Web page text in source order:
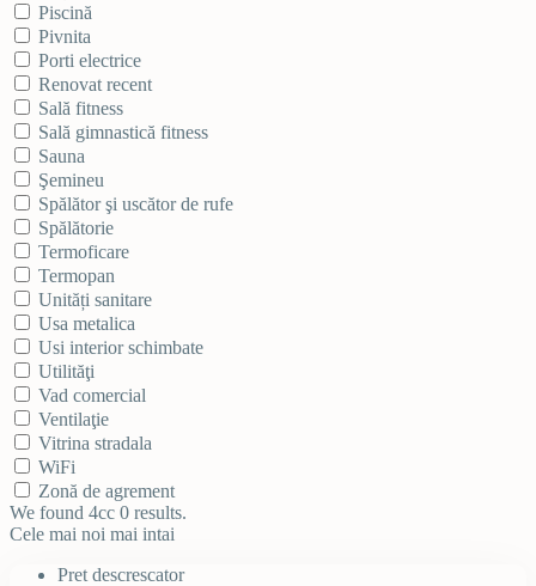
Piscină
Pivnita
Porti electrice
Renovat recent
Sală fitness
Sală gimnastică fitness
Sauna
Şemineu
Spălător şi uscător de rufe
Spălătorie
Termoficare
Termopan
Unități sanitare
Usa metalica
Usi interior schimbate
Utilităţi
Vad comercial
Ventilaţie
Vitrina stradala
WiFi
Zonă de agrement
We found 4cc 0 results.
Cele mai noi mai intai
Pret descrescator